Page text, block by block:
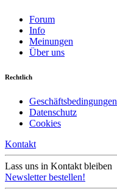
Forum
Info
Meinungen
Über uns
Rechtlich
Geschäftsbedingungen
Datenschutz
Cookies
Kontakt
Lass uns in Kontakt bleiben
Newsletter bestellen!